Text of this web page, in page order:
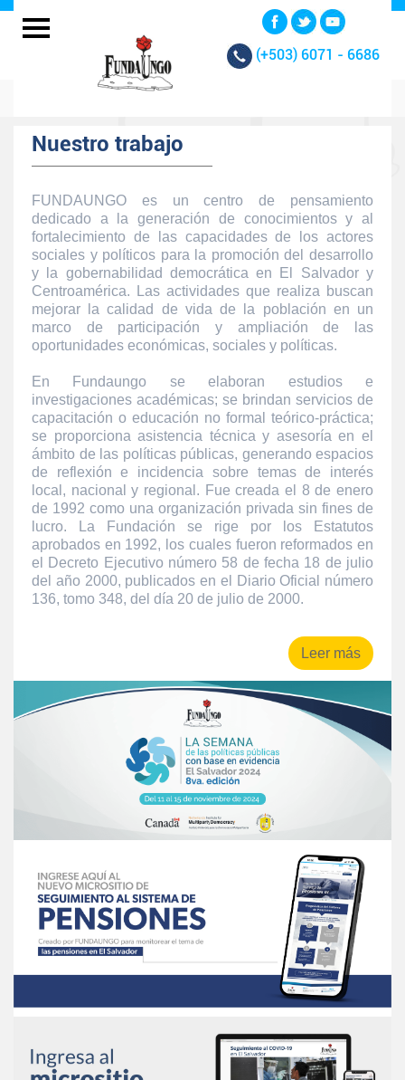
(+503) 6071 - 6686
Nuestro trabajo
FUNDAUNGO es un centro de pensamiento
dedicado a la generación de conocimientos y al
fortalecimiento de las capacidades de los actores
sociales y políticos para la promoción del desarrollo
y la gobernabilidad democrática en El Salvador y
Centroamérica. Las actividades que realiza buscan
mejorar la calidad de vida de la población en un
marco de participación y ampliación de las
oportunidades económicas, sociales y políticas.
En Fundaungo se elaboran estudios e
investigaciones académicas; se brindan servicios de
capacitación o educación no formal teórico-práctica;
se proporciona asistencia técnica y asesoría en el
ámbito de las políticas públicas, generando espacios
de reflexión e incidencia sobre temas de interés
local, nacional y regional. Fue creada el 8 de enero
de 1992 como una organización privada sin fines de
lucro. La Fundación se rige por los Estatutos
aprobados en 1992, los cuales fueron reformados en
el Decreto Ejecutivo número 58 de fecha 18 de julio
del año 2000, publicados en el Diario Oficial número
136, tomo 348, del día 20 de julio de 2000.
Leer más